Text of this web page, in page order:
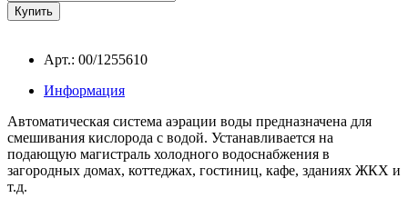
Арт.: 00/1255610
Информация
Автоматическая система аэрации воды предназначена для
смешивания кислорода с водой. Устанавливается на
подающую магистраль холодного водоснабжения в
загородных домах, коттеджах, гостиниц, кафе, зданиях ЖКХ и
т.д.